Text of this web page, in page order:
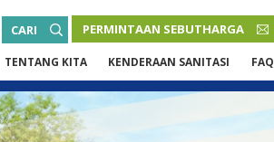
CARI PERMINTAAN SEBUTHARGA
TENTANG KITA KENDERAAN SANITASI FAQ